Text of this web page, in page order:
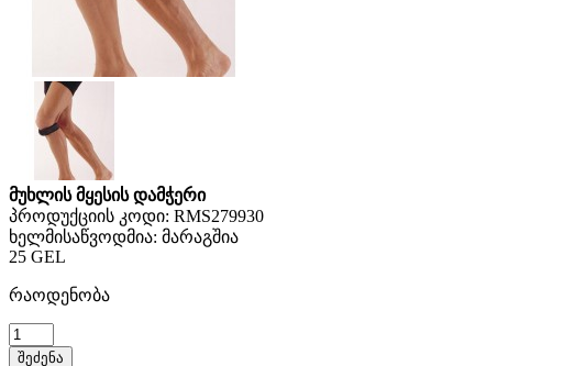
მუხლის მყესის დამჭერი
პროდუქციის კოდი: RMS279930
ხელმისაწვოდმია: მარაგშია
25 GEL
რაოდენობა